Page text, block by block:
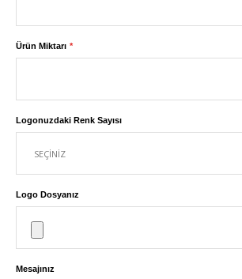
Ürün Miktarı
Logonuzdaki Renk Sayısı
Logo Dosyanız
Mesajınız